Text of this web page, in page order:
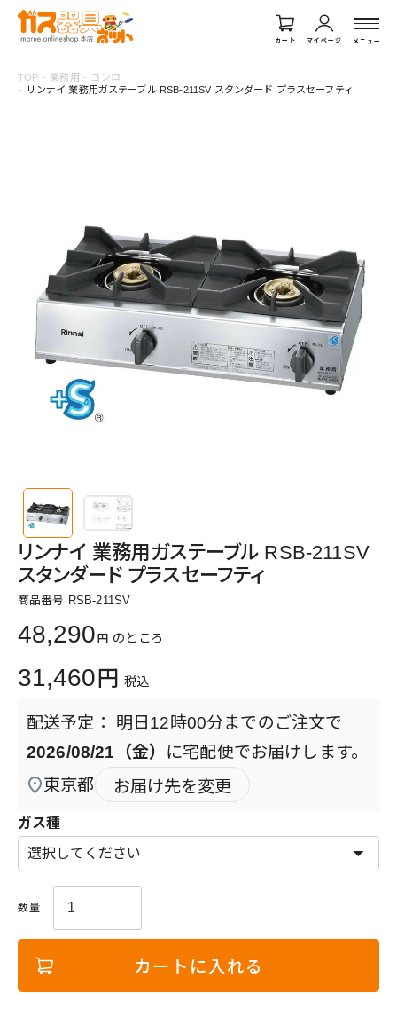
カート マイページ メニュー
TOP 業務用
コンロ
リンナイ 業務用ガステーブル RSB-211SV スタンダード プラスセーフティ
リンナイ 業務用ガステーブル RSB-211SV
スタンダード プラスセーフティ
商品番号 RSB-211SV
48,290 のところ
31,460 税込
明日 12時00分までのご注文で
2026/08/21（金） に宅配便でお届けします。
東京都
お届け先を変更
ガス種
カートに入れる